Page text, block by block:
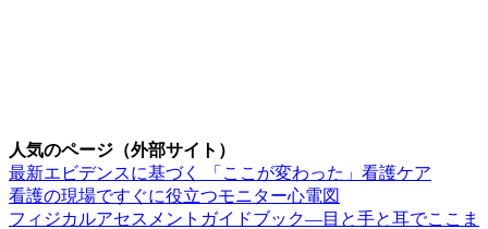
人気のページ（外部サイト）
最新エビデンスに基づく 「ここが変わった」看護ケア
看護の現場ですぐに役立つモニター心電図
フィジカルアセスメントガイドブック―目と手と耳でここま